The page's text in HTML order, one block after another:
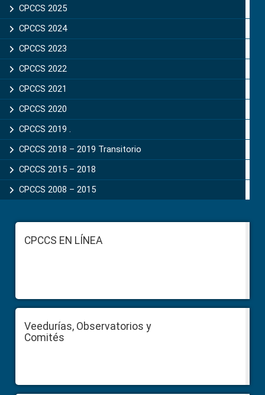
CPCCS 2025
CPCCS 2024
CPCCS 2023
CPCCS 2022
CPCCS 2021
CPCCS 2020
CPCCS 2019 .
CPCCS 2018 – 2019 Transitorio
CPCCS 2015 – 2018
CPCCS 2008 – 2015
FooterCPCCS EN LÍNEA
Veedurías, Observatorios y
Comités